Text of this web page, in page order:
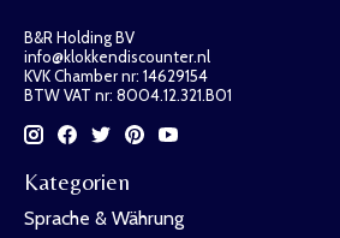
B&R Holding BV
info@klokkendiscounter.nl
KVK Chamber nr: 14629154
BTW VAT nr: 8004.12.321.B01
Kategorien
Sprache & Währung